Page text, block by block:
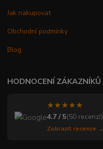
Jak nakupovat
Obchodní podmínky
Blog
HODNOCENÍ ZÁKAZNÍKŮ
★★★★★
4.7 / 5(50 recenzí)
Zobrazit recenze →